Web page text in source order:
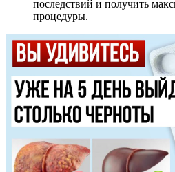
последствий и получить
процедуры.